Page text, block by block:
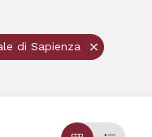
di Sapienza